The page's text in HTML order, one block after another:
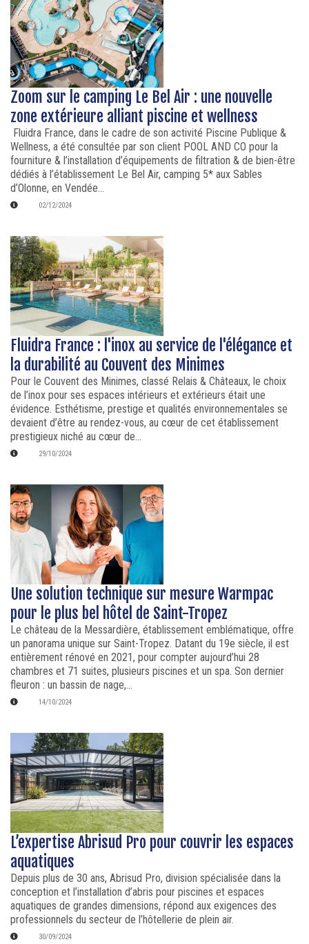
Zoom sur le camping Le Bel Air : une nouvelle
zone extérieure alliant piscine et wellness
Fluidra France, dans le cadre de son activité Piscine Publique &
Wellness, a été consultée par son client POOL AND CO pour la
fourniture & l’installation d’équipements de filtration & de bien-être
dédiés à l’établissement Le Bel Air, camping 5* aux Sables
d’Olonne, en Vendée...
02/12/2024
Fluidra France : l'inox au service de l'élégance et
la durabilité au Couvent des Minimes
Pour le Couvent des Minimes, classé Relais & Châteaux, le choix
de l’inox pour ses espaces intérieurs et extérieurs était une
évidence. Esthétisme, prestige et qualités environnementales se
devaient d’être au rendez-vous, au cœur de cet établissement
prestigieux niché au cœur de...
29/10/2024
Une solution technique sur mesure Warmpac
pour le plus bel hôtel de Saint-Tropez
Le château de la Messardière, établissement emblématique, offre
un panorama unique sur Saint-Tropez. Datant du 19e siècle, il est
entièrement rénové en 2021, pour compter aujourd’hui 28
chambres et 71 suites, plusieurs piscines et un spa. Son dernier
fleuron : un bassin de nage,...
14/10/2024
L’expertise Abrisud Pro pour couvrir les espaces
aquatiques
Depuis plus de 30 ans, Abrisud Pro, division spécialisée dans la
conception et l’installation d’abris pour piscines et espaces
aquatiques de grandes dimensions, répond aux exigences des
professionnels du secteur de l’hôtellerie de plein air.
30/09/2024